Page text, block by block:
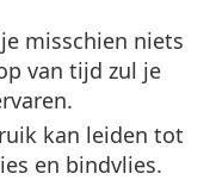
misschien niets
van tijd zul je
kan leiden tot
en bindvlies.